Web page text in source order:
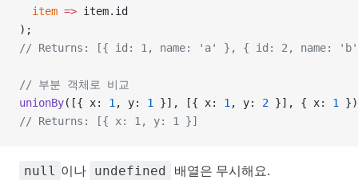
  item
=> item.id
);
// Returns: [{ id: 1, name: 'a' }, { id: 2, name:
// 부분 객체로 비교
unionBy([{ x: 1 , y: 1 }], [{ x: 1 , y: 2 }], { x: 1
// Returns: [{ x: 1, y: 1 }]
null 이나 undefined 배열은 무시해요.